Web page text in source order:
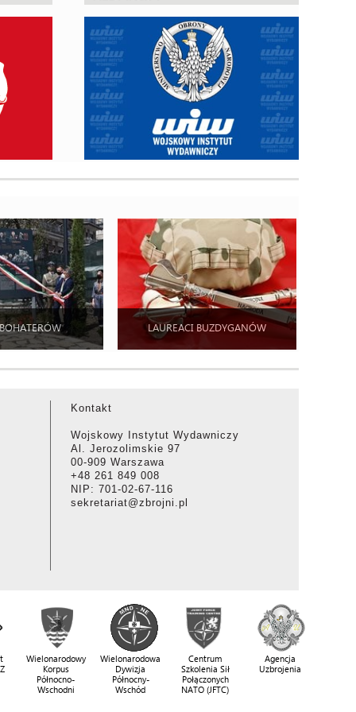
LAUREACI BUZDYGANÓW
Kontakt
Wojskowy Instytut Wydawniczy
Al. Jerozolimskie 97
00-909 Warszawa
+48 261 849 008
NIP: 701-02-67-116
sekretariat@zbrojni.pl
Wielonarodowy
Korpus
Północno-
Wschodni
Wielonarodowa
Dywizja
Północny-
Wschód
Centrum
Szkolenia Sił
Połączonych
NATO (JFTC)
Agencja
Uzbrojenia